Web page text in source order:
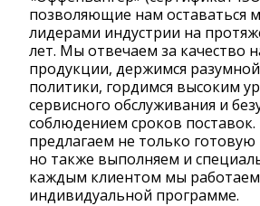
позволяющие нам оставаться
лидерами индустрии на
лет. Мы отвечаем за качество
продукции, держимся
политики, гордимся высоким
сервисного обслуживания и
соблюдением сроков
предлагаем не только
но также выполняем и
каждым клиентом мы
индивидуальной программе.